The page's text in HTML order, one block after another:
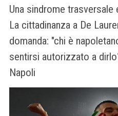
Una sindrome
La cittadinanza a De
domanda: "chi è
sentirsi autorizzato a
Napoli